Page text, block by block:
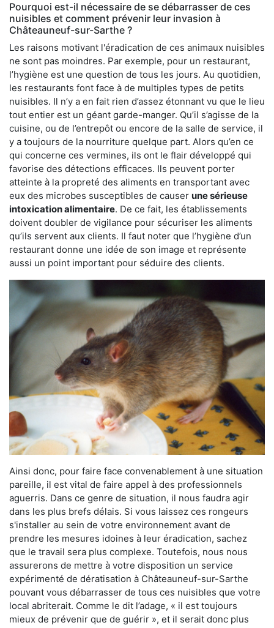
Pourquoi est-il nécessaire de se débarrasser de ces
nuisibles et comment prévenir leur invasion à
Châteauneuf-sur-Sarthe ?
Les raisons motivant l'éradication de ces animaux nuisibles
ne sont pas moindres. Par exemple, pour un restaurant,
l’hygiène est une question de tous les jours. Au quotidien,
les restaurants font face à de multiples types de petits
nuisibles. Il n’y a en fait rien d’assez étonnant vu que le lieu
tout entier est un géant garde-manger. Qu’il s’agisse de la
cuisine, ou de l’entrepôt ou encore de la salle de service, il
y a toujours de la nourriture quelque part. Alors qu’en ce
qui concerne ces vermines, ils ont le flair développé qui
favorise des détections efficaces. Ils peuvent porter
atteinte à la propreté des aliments en transportant avec
eux des microbes susceptibles de causer une sérieuse
intoxication alimentaire. De ce fait, les établissements
doivent doubler de vigilance pour sécuriser les aliments
qu’ils servent aux clients. Il faut noter que l’hygiène d’un
restaurant donne une idée de son image et représente
aussi un point important pour séduire des clients.
Ainsi donc, pour faire face convenablement à une situation
pareille, il est vital de faire appel à des professionnels
aguerris. Dans ce genre de situation, il nous faudra agir
dans les plus brefs délais. Si vous laissez ces rongeurs
s'installer au sein de votre environnement avant de
prendre les mesures idoines à leur éradication, sachez
que le travail sera plus complexe. Toutefois, nous nous
assurerons de mettre à votre disposition un service
expérimenté de dératisation à Châteauneuf-sur-Sarthe
pouvant vous débarrasser de tous ces nuisibles que votre
local abriterait. Comme le dit l’adage, « il est toujours
mieux de prévenir que de guérir », et il serait donc plus